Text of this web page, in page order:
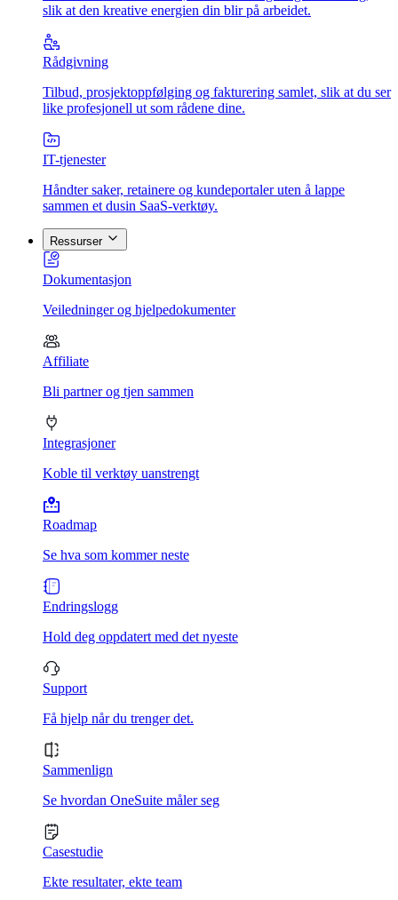
slik at den kreative energien din blir på arbeidet.
Rådgivning
Tilbud, prosjektoppfølging og fakturering samlet, slik at du ser
like profesjonell ut som rådene dine.
IT-tjenester
Håndter saker, retainere og kundeportaler uten å lappe
sammen et dusin SaaS-verktøy.
Ressurser
Dokumentasjon
Veiledninger og hjelpedokumenter
Affiliate
Bli partner og tjen sammen
Integrasjoner
Koble til verktøy uanstrengt
Roadmap
Se hva som kommer neste
Endringslogg
Hold deg oppdatert med det nyeste
Support
Få hjelp når du trenger det.
Sammenlign
Se hvordan OneSuite måler seg
Casestudie
Ekte resultater, ekte team